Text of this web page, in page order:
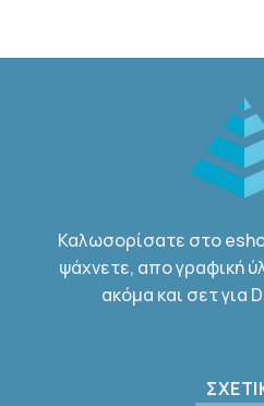
Καλωσορίσατε στο
ψάχνετε, απο γραφική
ακόμα και σετ για